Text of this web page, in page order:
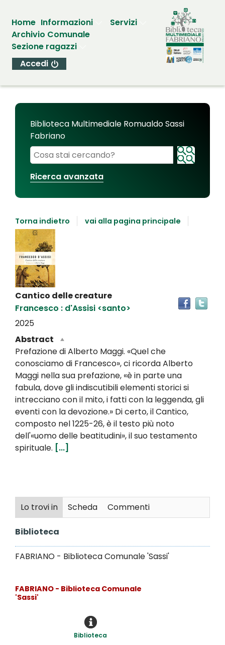
Home Informazioni
Servizi
Archivio Comunale
Sezione ragazzi
Accedi
Biblioteca Multimediale Romualdo Sassi
Fabriano
Cerca su "Biblioteca Multimediale Romualdo
Ricerca avanzata
Torna indietro vai alla pagina principale
Dettaglio
del
documento
Cantico delle creature
Francesco : d'Assisi <santo>
2025
Abstract
Prefazione di Alberto Maggi. «Quel che
conosciamo di Francesco», ci ricorda Alberto
Maggi nella sua prefazione, «è in parte una
fabula, dove gli indiscutibili elementi storici si
intrecciano con il mito, i fatti con la leggenda, gli
eventi con la devozione.» Di certo, il Cantico,
composto nel 1225-26, è il testo più noto
dell'«uomo delle beatitudini», il suo testamento
spirituale. [...]
Lo trovi in Scheda Commenti
Biblioteca
FABRIANO - Biblioteca Comunale 'Sassi'
FABRIANO - Biblioteca Comunale
'Sassi'
Biblioteca